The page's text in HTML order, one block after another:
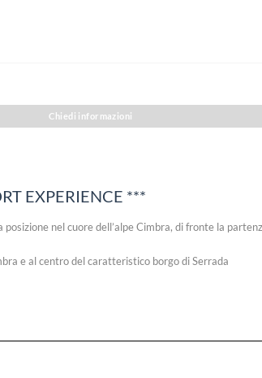
Chiedi informazioni
EXPERIENCE ***
nel cuore dell’alpe Cimbra, di fronte la
e al centro del caratteristico borgo di Serrada